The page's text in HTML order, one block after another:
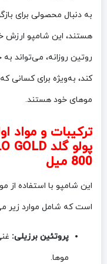
به دنبال محصولی برای
هستند، این شامپو ارزش
روتین روزانه، می‌تواند
کند، به‌ویژه برای کسانی
موهای خود هستند.
ترکیبات و مواد
800 میل
این شامپو با استفاده از
است که شامل موارد زیر
پروتئین برزیلی:
موها.